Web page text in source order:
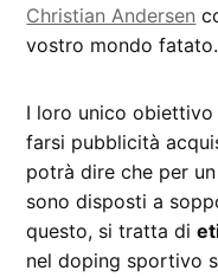
Christian Andersen
vostro mondo fatato.
I loro unico obiettivo
farsi pubblicità
potrà dire che per
sono disposti a
questo, si tratta di
nel doping sportivo